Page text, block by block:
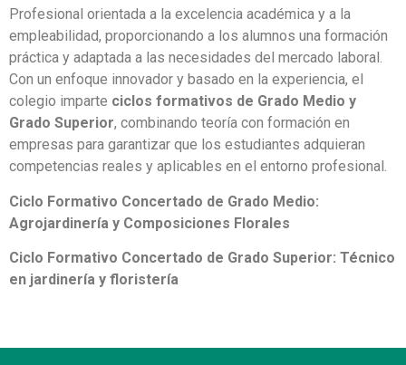
Profesional orientada a la excelencia académica y a la
empleabilidad, proporcionando a los alumnos una formación
práctica y adaptada a las necesidades del mercado laboral.
Con un enfoque innovador y basado en la experiencia, el
colegio imparte ciclos formativos de Grado Medio y
Grado Superior, combinando teoría con formación en
empresas para garantizar que los estudiantes adquieran
competencias reales y aplicables en el entorno profesional.
Ciclo Formativo Concertado de Grado Medio:
Agrojardinería y Composiciones Florales
Ciclo Formativo Concertado de Grado Superior: Técnico
en jardinería y floristería